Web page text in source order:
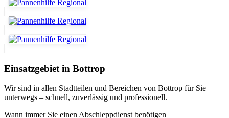
Einsatzgebiet in Bottrop
Wir sind in allen Stadtteilen und Bereichen von Bottrop für Sie
unterwegs – schnell, zuverlässig und professionell.
Wann immer Sie einen Abschleppdienst benötigen